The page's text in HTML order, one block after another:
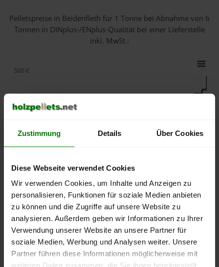
Zustimmung Details Über Cookies
Diese Webseite verwendet Cookies
Wir verwenden Cookies, um Inhalte und Anzeigen zu
personalisieren, Funktionen für soziale Medien anbieten
zu können und die Zugriffe auf unsere Website zu
analysieren. Außerdem geben wir Informationen zu Ihrer
Verwendung unserer Website an unsere Partner für
soziale Medien, Werbung und Analysen weiter. Unsere
Partner führen diese Informationen möglicherweise mit
weiteren Daten zusammen, die Sie ihnen bereitgestellt
Pelletspreise in Beidenfleth für 1 Tonne bei Abnahmevon 6
Tonnen in DINplus-/ENplus-Qualität bei einer Lieferstelle
inkl. MwSt.:
2025
2026
2026
250 €
500 €
Die aktuelle Preisentwicklung für Holzpellets in Deutschland